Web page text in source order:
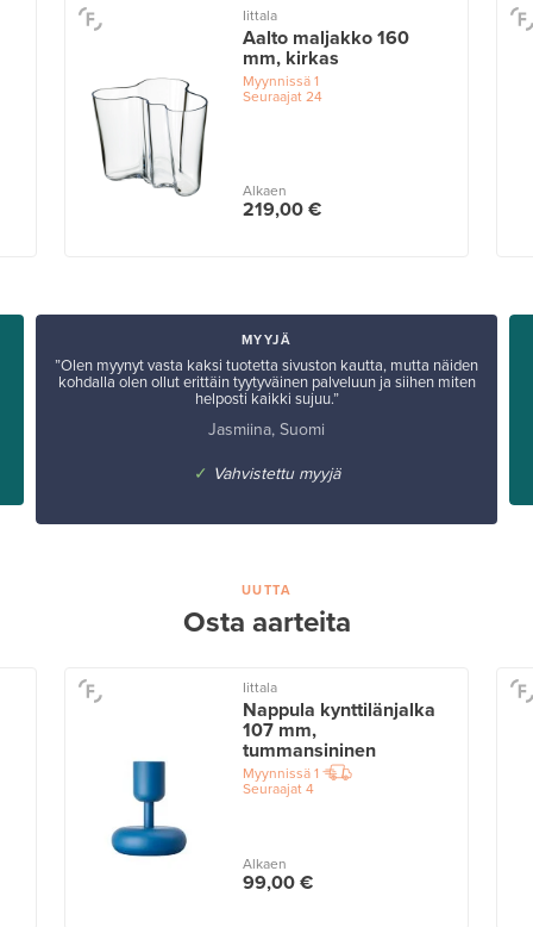
Iittala
Aalto maljakko 160
mm, kirkas
Myynnissä1
Seuraajat24
Alkaen
219,00 €
MYYJÄ
”Olen myynyt vasta kaksi tuotetta sivuston kautta, mutta näiden
kohdalla olen ollut erittäin tyytyväinen palveluun ja siihen miten
helposti kaikki sujuu.”
Jasmiina, Suomi
✓ Vahvistettu myyjä
UUTTA
Osta aarteita
Iittala
Nappula kynttilänjalka
107 mm,
tummansininen
Myynnissä1
Seuraajat4
Alkaen
99,00 €